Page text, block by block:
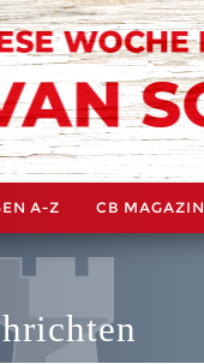
A-Z CB MAGAZIN